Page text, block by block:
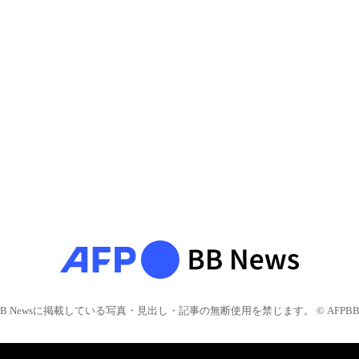
Newsに掲載している写真・見出し・記事の無断使用を禁じます。 © AFPBB